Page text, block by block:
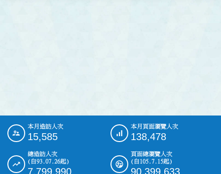
::: 本月造訪人次
15,585
本月頁面瀏覽人次
138,478
總造訪人次
(自93.07.26起)
7,799,990
頁面總瀏覽人次
(自105.7.15起)
90,399,633